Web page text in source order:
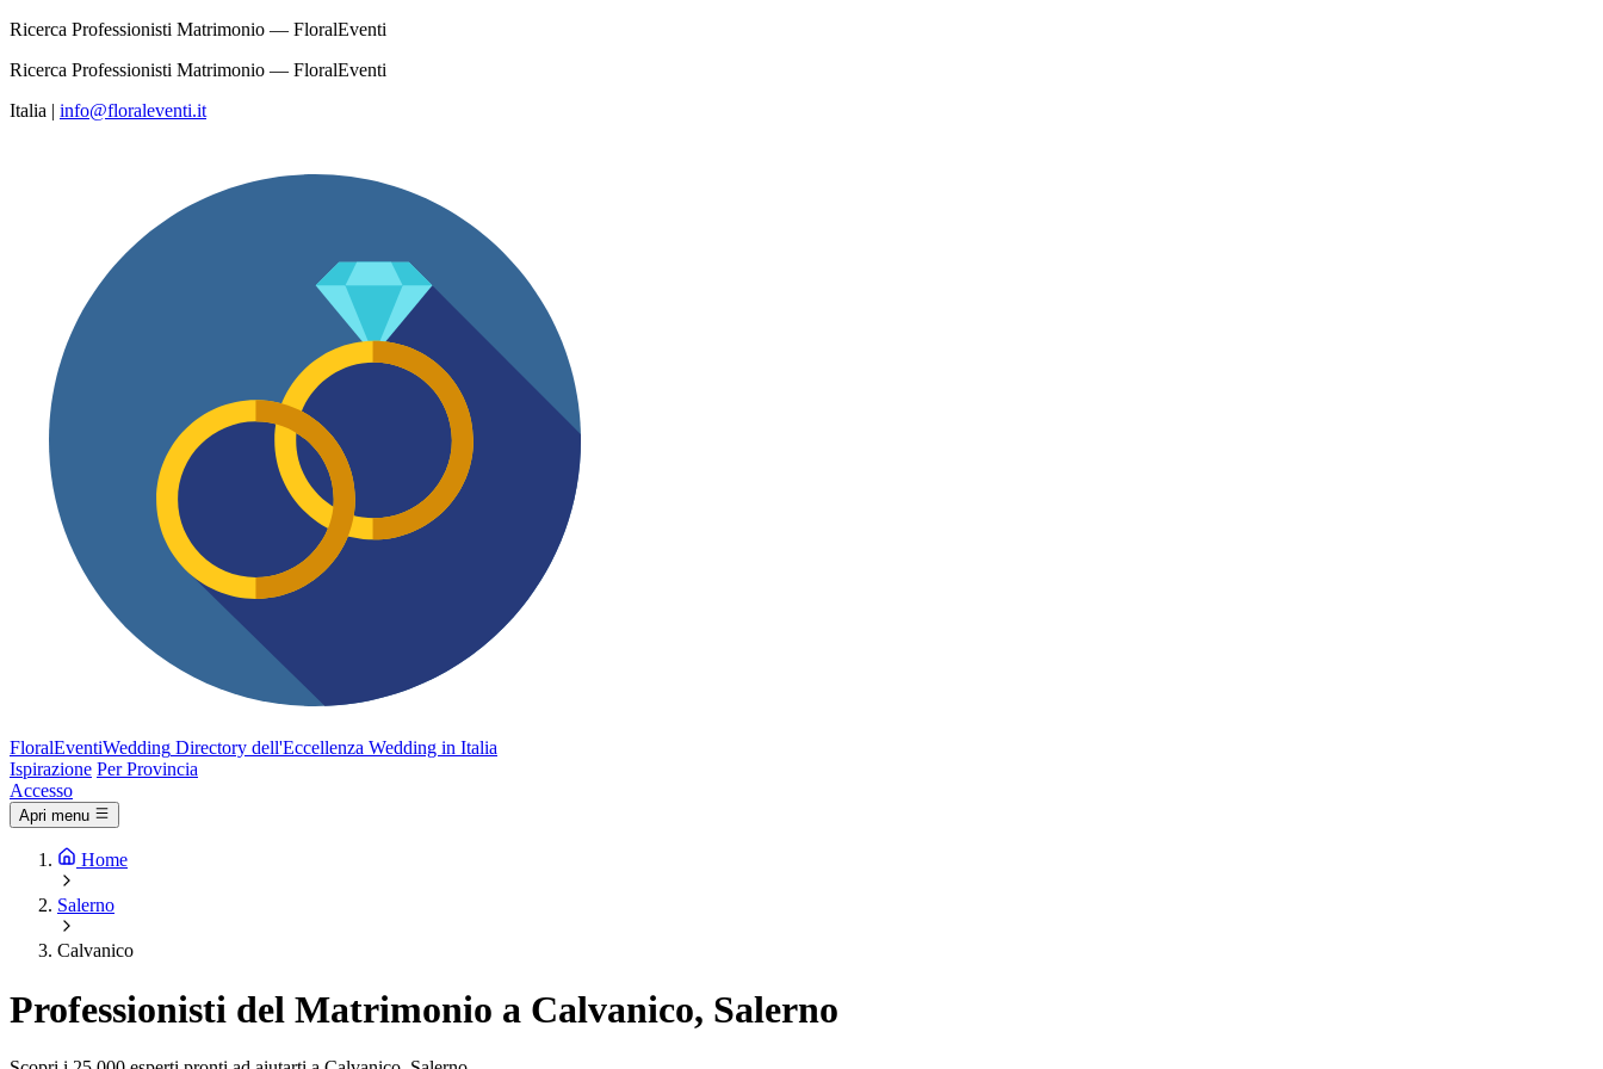
Ricerca Professionisti Matrimonio — FloralEventi
Ricerca Professionisti Matrimonio — FloralEventi
Italia | info@floraleventi.it
FloralEventiWedding Directory dell'Eccellenza Wedding in Italia
Ispirazione Per Provincia
Accesso
Apri menu
Home
Salerno
Calvanico
Professionisti del Matrimonio a Calvanico, Salerno